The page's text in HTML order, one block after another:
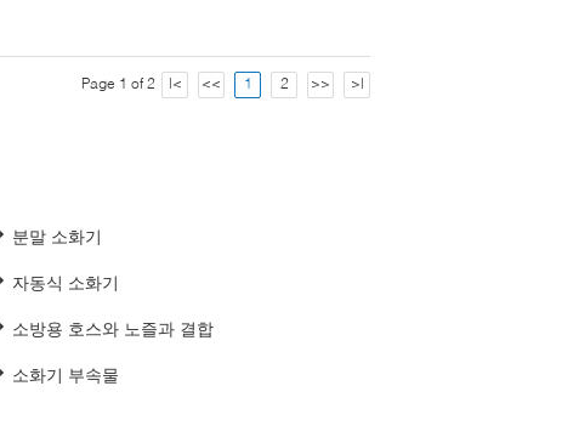
Page 1 of 2 |< << 1 2 >> >|
분말 소화기
자동식 소화기
소방용 호스와 노즐과 결합
소화기 부속물